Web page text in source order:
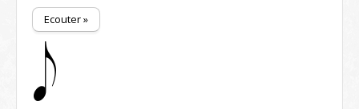
Ecouter »